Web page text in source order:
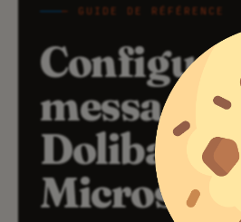
— GUIDE DE RÉFÉRENCE
Dolibarr×
Microsoft